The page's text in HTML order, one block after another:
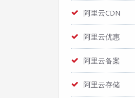
阿里云CDN
阿里云优惠
阿里云备案
阿里云存储